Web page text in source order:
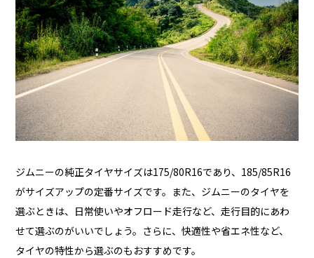
ジムニーの純正タイヤサイズは175/80R16であり、185/85R16
がサイズアップの定番サイズです。また、ジムニーのタイヤを
選ぶときは、日常使いやオフロード走行など、走行目的にあわ
せて選ぶのがいいでしょう。さらに、快適性や省エネ性など、
タイヤの特性から選ぶのもおすすめです。